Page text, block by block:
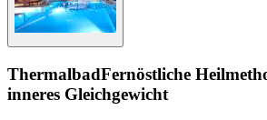
ThermalbadFernöstliche
inneres Gleichgewicht